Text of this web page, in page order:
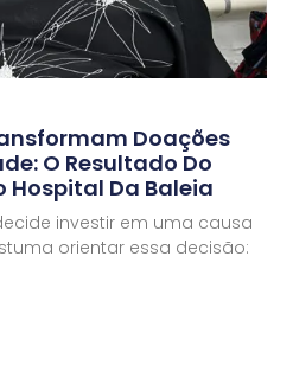
Doações
O Resultado Do
Hospital Da Baleia
investir em uma causa
orientar essa decisão: